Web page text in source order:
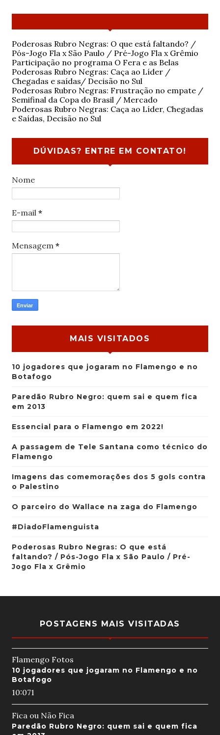
Poderosas Rubro Negras: O que está faltando? /
Pós-Jogo Fla x São Paulo / Pré-Jogo Fla x Grêmio
Participação no programa O Fera e as Belas
Poderosas Rubro Negras: Caça ao Líder /
Chegadas e saídas/ Decisão no Sul
Poderosas Rubro Negras: Frustração no empate /
Semifinal da Copa do Brasil / Mercado
Poderosas Rubro Negras: Caça ao Líder, Chegadas
e Saídas, Decisão no Sul
DÚVIDAS? ENTRE EM CONTATO!
Nome
E-mail *
Mensagem *
MAIS VISITADOS
10 jogadores que jogaram no Flamengo e no
Botafogo
Paredão Rubro Negro: quem sai e quem fica
em 2013
Essencial para o Flamengo em 2022!
A passagem de Tele Santana como técnico do
Flamengo
Imagens das comemorações dos 5 gols contra
o Palestino
O parceiro do Wallace na zaga do Flamengo
#DiadoFlamenguista
Poderosas Rubro Negras: O que está
faltando? / Pós-Jogo Fla x São Paulo / Pré-
Jogo Fla x Grêmio
POSTAGENS MAIS VISITADAS
Flamengo Fotos
10 jogadores que jogaram no Flamengo e no
Botafogo
10:071
Fica ou Não Fica
Paredão Rubro Negro: quem sai e quem fica